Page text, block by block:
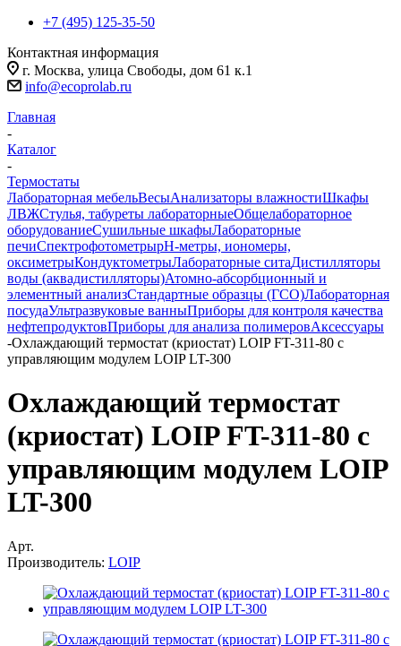
+7 (495) 125-35-50
Контактная информация
г. Москва, улица Свободы, дом 61 к.1
info@ecoprolab.ru
Главная
-
Каталог
-
Термостаты
Лабораторная мебельВесыАнализаторы влажностиШкафы
ЛВЖСтулья, табуреты лабораторныеОбщелабораторное
оборудованиеСушильные шкафыЛабораторные
печиСпектрофотометрыpH-метры, иономеры,
оксиметрыКондуктометрыЛабораторные ситаДистилляторы
воды (аквадистилляторы)Атомно-абсорбционный и
элементный анализСтандартные образцы (ГСО)Лабораторная
посудаУльтразвуковые ванныПриборы для контроля качества
нефтепродуктовПриборы для анализа полимеровАксессуары
-Охлаждающий термостат (криостат) LOIP FT-311-80 с
управляющим модулем LOIP LT-300
Охлаждающий термостат
(криостат) LOIP FT-311-80 с
управляющим модулем LOIP
LT-300
Арт.
Производитель: LOIP